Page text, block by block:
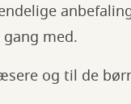
med.
og til de